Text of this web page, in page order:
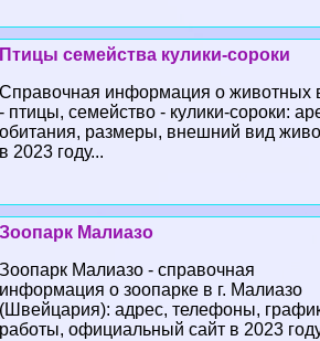
Птицы семейства кулики-сороки
Справочная информация о животных
- птицы, семейство - кулики-сороки:
обитания, размеры, внешний вид
в 2023 году...
Зоопарк Малиазо
Зоопарк Малиазо - справочная
информация о зоопарке в г. Малиазо
(Швейцария): адрес, телефоны,
работы, официальный сайт в 2023